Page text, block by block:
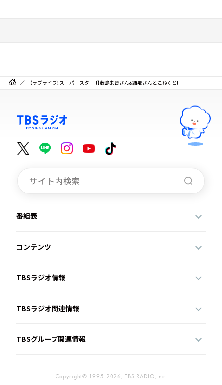
【ラブライブ！スーパースター!!】薮島朱音さん&結那さんとこねくと!!
番組表
コンテンツ
TBSラジオ情報
TBSラジオ関連情報
TBSグループ関連情報
Copyright© 1995-2026, TBS RADIO,Inc.